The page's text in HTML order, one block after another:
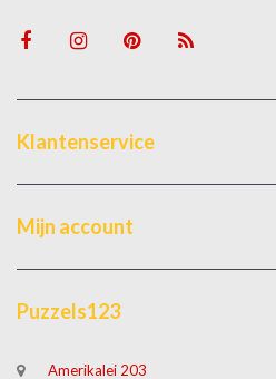
Klantenservice
Mijn account
Puzzels123
Amerikalei 203